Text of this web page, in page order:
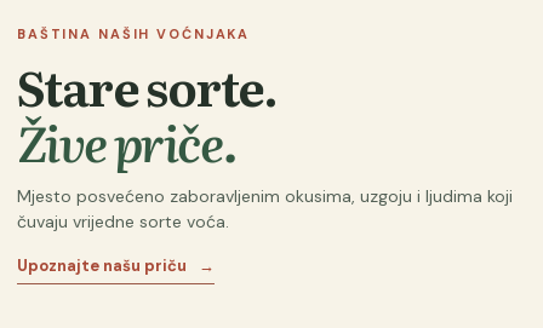
BAŠTINA NAŠIH VOĆNJAKA
Stare sorte.
Žive priče.
Mjesto posvećeno zaboravljenim okusima, uzgoju i ljudima koji
čuvaju vrijedne sorte voća.
Upoznajte našu priču →